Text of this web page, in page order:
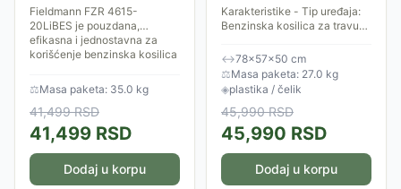
paljenjem
Fieldmann FZR 4615-
20LiBES je pouzdana,
efikasna i jednostavna za
korišćenje benzinska kosilica
svoj travnjak u...
⚖Masa paketa: 35.0 kg
41,499RSD
41,499 RSD
Dodaj u korpu
Karakteristike - Tip uređaja:
Benzinska kosilica za travu
sa varijabilnim brzinama
Motor - Snaga: 2.5kW Broj
obrtaja:...
↔78×57×50 cm
⚖Masa paketa: 27.0 kg
◈plastika / čelik
45,990RSD
45,990 RSD
Dodaj u korpu